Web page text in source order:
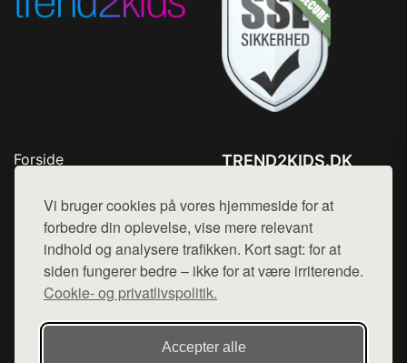
Vi bruger cookies på vores hjemmeside for at
forbedre din oplevelse, vise mere relevant
indhold og analysere trafikken. Kort sagt: for at
siden fungerer bedre – ikke for at være irriterende.
Cookie- og privatlivspolitik.
Accepter alle
Forside
Top Rabatter
Blog
Kontakt
TREND2KIDS.DK
Mail: hej@want.dk
Cookie- og privatlivspolitik
Denne side er en del af want.dk, der udgiver en række